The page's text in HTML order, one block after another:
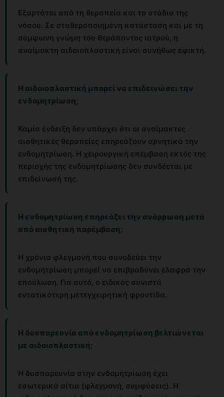
Εξαρτάται από τη θεραπεία και το στάδιο της
νόσου. Σε σταθεροποιημένη κατάσταση και με τη
σύμφωνη γνώμη του θεράποντος ιατρού, η
αναίμακτη αιδοιοπλαστική είναι συνήθως εφικτή.
Η αιδοιοπλαστική μπορεί να επιδεινώσει την
ενδομητρίωση;
Καμία ένδειξη δεν υπάρχει ότι οι αναίμακτες
αισθητικές θεραπείες επηρεάζουν αρνητικά την
ενδομητρίωση. Η χειρουργική επέμβαση εκτός της
περιοχής της ενδομητρίωσης δεν συνδέεται με
επιδείνωσή της.
Η ενδομητρίωση επηρεάζει την ανάρρωση μετά
από αισθητική παρέμβαση;
Η χρόνια φλεγμονή που συνοδεύει την
ενδομητρίωση μπορεί να επιβραδύνει ελαφρά την
επούλωση. Για αυτό, ο ειδικός συνιστά
εντατικότερη μετεγχειρητική φροντίδα.
Η δυσπαρευνία από ενδομητρίωση βελτιώνεται
με αιδοιοπλαστική;
Η δυσπαρευνία στην ενδομητρίωση έχει
εσωτερικά αίτια (φλεγμονή, συμφύσεις). Η